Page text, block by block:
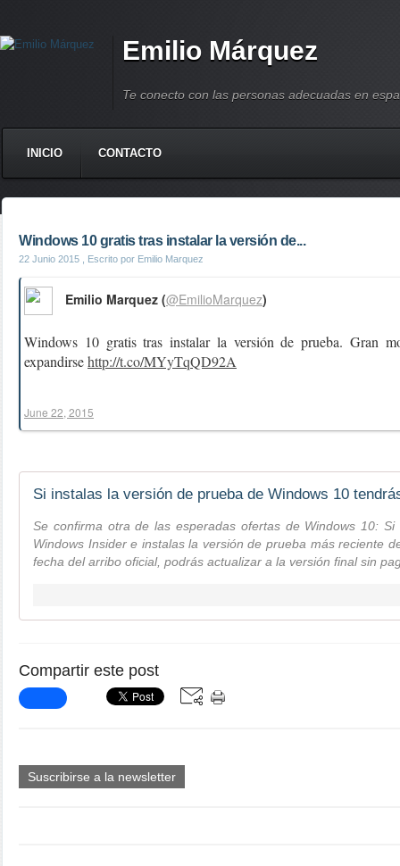
Emilio Márquez
Te conecto con las personas adecuadas en
INICIO CONTACTO
Windows 10 gratis tras instalar la versión de...
22 Junio 2015 , Escrito por Emilio Marquez
Windows 10 gratis tras instalar la versión de prueba. Gran
expandirsehttp://t.co/MYyTqQD92A
Emilio Marquez (@EmilioMarquez)
June 22, 2015
Si instalas la versión de prueba de Windows 10
Se confirma otra de las esperadas ofertas de Windows 10:
Windows Insider e instalas la versión de prueba más reciente
fecha del arribo oficial, podrás actualizar a la versión final sin
Compartir este post
Suscribirse a la newsletter